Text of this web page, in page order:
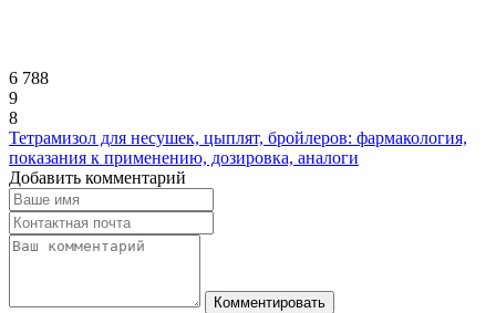
6 788
9
8
Тетрамизол для несушек, цыплят, бройлеров: фармакология,
показания к применению, дозировка, аналоги
Добавить комментарий
Комментировать